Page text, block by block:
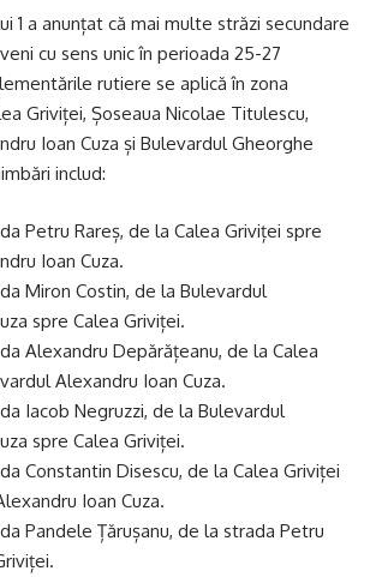
1 a anunțat că mai multe străzi secundare
cu sens unic în perioada 25-27
rutiere se aplică în zona
Griviței, Șoseaua Nicolae Titulescu,
Ioan Cuza și Bulevardul Gheorghe
includ:
Petru Rareș, de la Calea Griviței spre
Ioan Cuza.
Miron Costin, de la Bulevardul
spre Calea Griviței.
Alexandru Depărățeanu, de la Calea
Alexandru Ioan Cuza.
Iacob Negruzzi, de la Bulevardul
spre Calea Griviței.
Constantin Disescu, de la Calea Griviței
Ioan Cuza.
Pandele Țărușanu, de la strada Petru